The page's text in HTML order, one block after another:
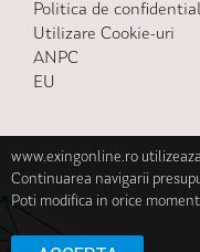
Politica de
Utilizare Cookie-uri
ANPC
EU
www.exingonline.ro
Continuarea navigarii
Poti modifica in orice